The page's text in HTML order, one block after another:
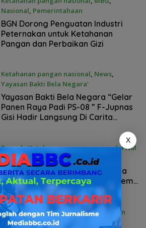
Nasional, Pemerintahaan
Maret 29, 2026
BGN Dorong Penguatan Industri
Peternakan untuk Ketahanan
Pangan dan Perbaikan Gizi
Ketahanan pangan nasional, News,
Yayasan Bakti Bela Negara'
Februari 12, 2026
Yayasan Bakti Bela Negara “Gelar
Panen Raya Padi PS-08 ” F-Jupnas
Gisi Hadir Langsung Di Carita
Daerah,Ketahanan pangan nasional,PNM
Desember 31, 2025
Kisah Sukses Nasabah ULaMM
Syariah: Memberdayakan Usaha
Mikro Dan Menciptakan Ekosistem
Ekonomi Berkelanjutan Untuk
Ketahanan Pangan
Banyuasin,Daerah ,Ketahanan pangan
nasional,Pemerintahaan
X